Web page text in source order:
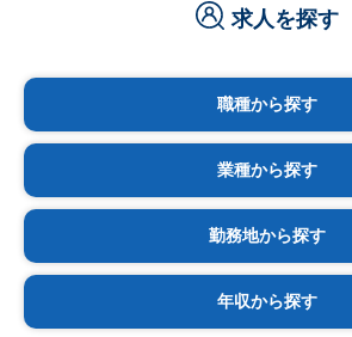
求人を探す
職種から探す
業種から探す
勤務地から探す
年収から探す